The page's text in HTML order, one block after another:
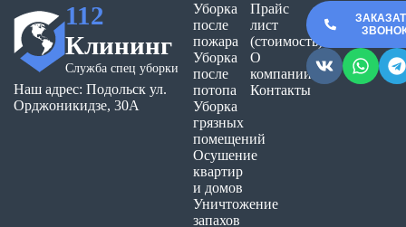
112
Клининг
Служба спец уборки
Наш адрес: Подольск ул.
Орджоникидзе, 30А
Уборка
после
пожара
Уборка
после
потопа
Уборка
грязных
помещений
Осушение
квартир
и домов
Уничтожение
запахов
Прайс
лист
(стоимость)
О
компании
Контакты